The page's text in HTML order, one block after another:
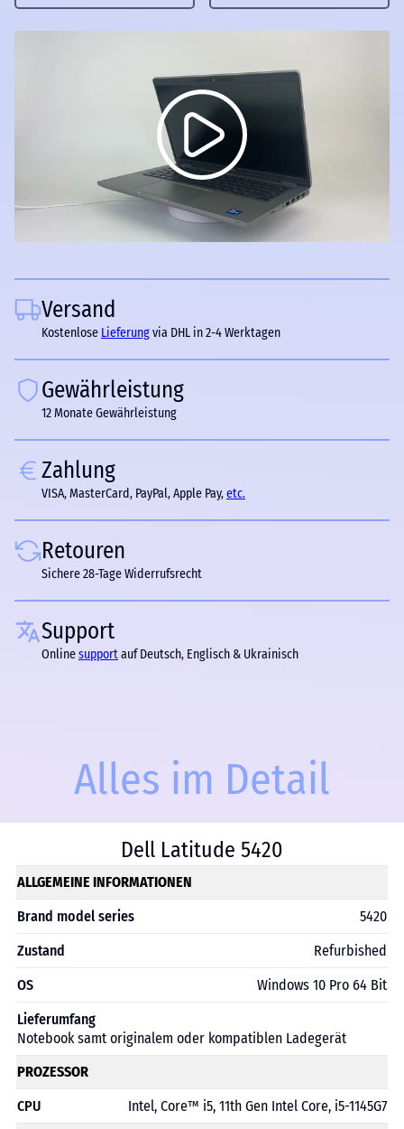
Versand
Kostenlose Lieferungvia DHL in 2-4 Werktagen
Gewährleistung
12 Monate Gewährleistung
Zahlung
VISA, MasterCard, PayPal, Apple Pay,etc.
Retouren
Sichere 28-Tage Widerrufsrecht
Support
Onlinesupportauf Deutsch, Englisch & Ukrainisch
Alles im Detail
Dell Latitude 5420
ALLGEMEINE INFORMATIONEN
Brand model series
5420
Zustand
Refurbished
OS
Windows 10 Pro 64 Bit
Lieferumfang
Notebook samt originalem oder kompatiblen Ladegerät
PROZESSOR
CPU
Intel, Core™ i5, 11th Gen Intel Core, i5-1145G7